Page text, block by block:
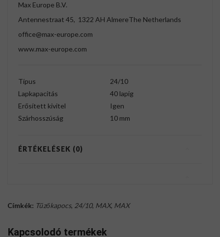
Max Europe B.V.
Antennestraat 45, 1322 AH AlmereThe Netherlands
office@max-europe.com
www.max-europe.com
Típus
24/10
Lapkapacitás
40 lapig
Erősített kivitel
Igen
Szárhosszúság
10 mm
ÉRTÉKELÉSEK (0)
Címkék: Tűzőkapocs, 24/10, MAX, MAX
Kapcsolodó termékek